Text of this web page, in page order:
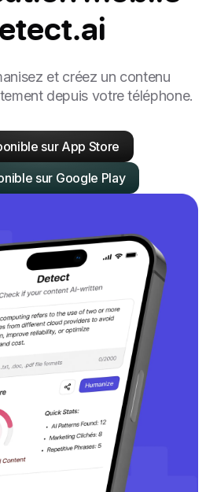
et créez un contenu
depuis votre téléphone.
sur App Store
sur Google Play